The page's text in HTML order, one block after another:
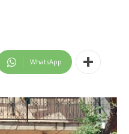
WhatsApp